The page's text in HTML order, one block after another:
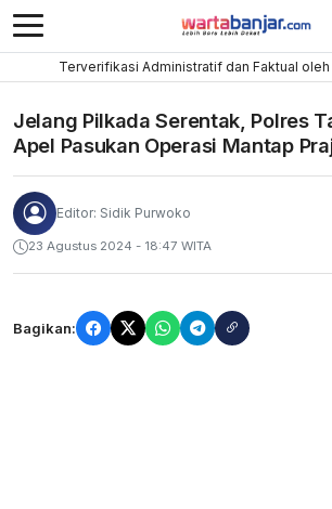
Terverifikasi Administratif dan Faktual oleh
Jelang Pilkada Serentak, Polres
Apel Pasukan Operasi Mantap
Editor: Sidik Purwoko
23 Agustus 2024 - 18:47 WITA
Bagikan: